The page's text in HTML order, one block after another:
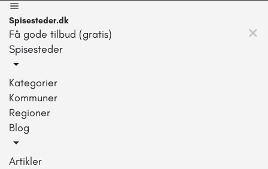
Spisesteder.dk
Få gode tilbud (gratis)
Spisesteder
Kategorier
Kommuner
Regioner
Blog
Artikler